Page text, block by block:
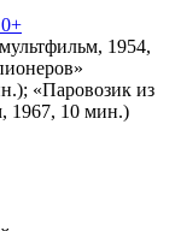
1954,
«Паровозик из
1967, 10 мин.)